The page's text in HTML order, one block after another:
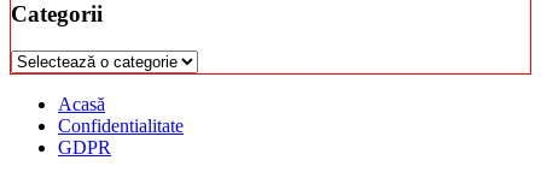
Categorii
Categorii
Acasă
Confidentialitate
GDPR